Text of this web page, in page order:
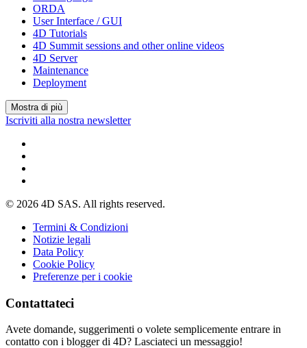
ORDA
User Interface / GUI
4D Tutorials
4D Summit sessions and other online videos
4D Server
Maintenance
Deployment
Mostra di più
Iscriviti alla nostra newsletter
© 2026 4D SAS. All rights reserved.
Termini & Condizioni
Notizie legali
Data Policy
Cookie Policy
Preferenze per i cookie
Contattateci
Avete domande, suggerimenti o volete semplicemente entrare in
contatto con i blogger di 4D? Lasciateci un messaggio!